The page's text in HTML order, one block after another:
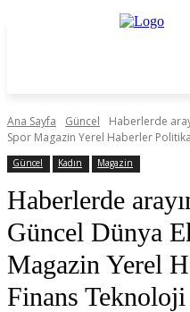
Ana Sayfa Güncel
Haberlerde
Spor Magazin Yerel Haberler
Güncel Kadın Magazin
Haberlerde
Güncel Dünya
Magazin Yerel
Finans